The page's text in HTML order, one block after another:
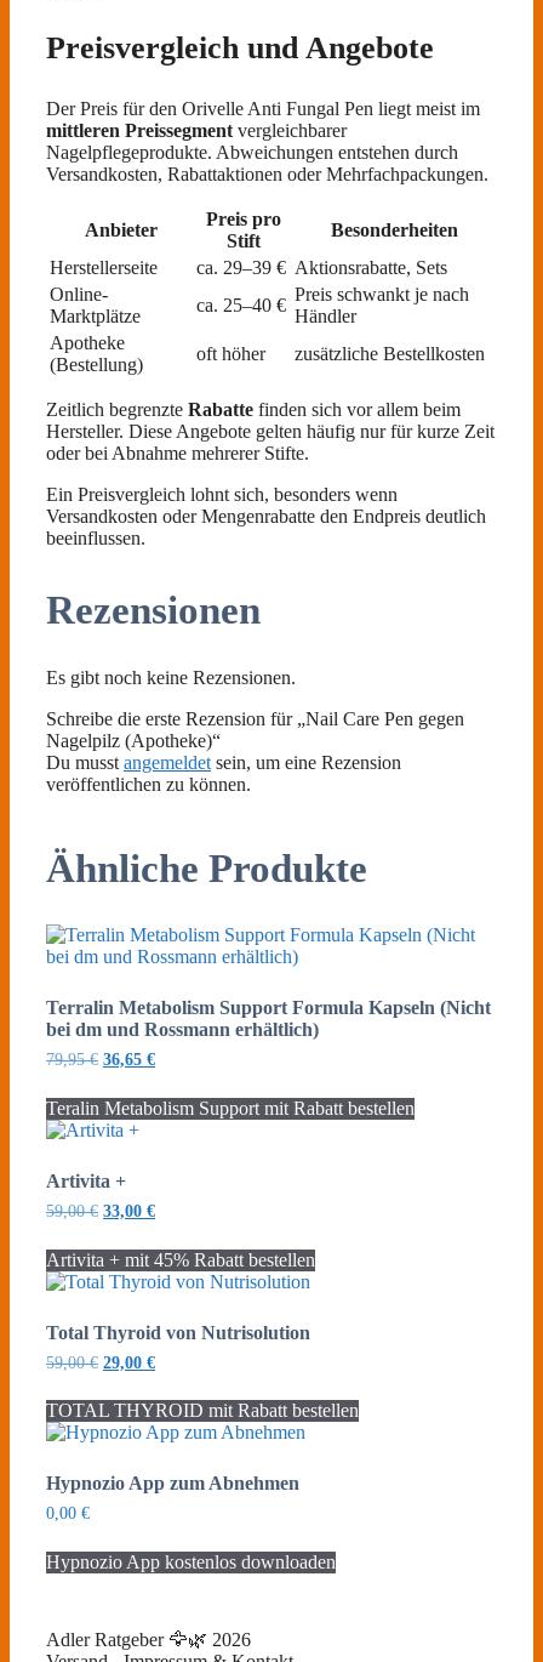
Preisvergleich und Angebote
Der Preis für den Orivelle Anti Fungal Pen liegt meist im
mittleren Preissegment vergleichbarer
Nagelpflegeprodukte. Abweichungen entstehen durch
Versandkosten, Rabattaktionen oder Mehrfachpackungen.
Anbieter
Preis pro
Stift
Besonderheiten
Herstellerseite
ca. 29–39 € Aktionsrabatte, Sets
Online-
Marktplätze
ca. 25–40 €
Preis schwankt je nach
Händler
Apotheke
(Bestellung)
oft höher zusätzliche Bestellkosten
Zeitlich begrenzte Rabatte finden sich vor allem beim
Hersteller. Diese Angebote gelten häufig nur für kurze Zeit
oder bei Abnahme mehrerer Stifte.
Ein Preisvergleich lohnt sich, besonders wenn
Versandkosten oder Mengenrabatte den Endpreis deutlich
beeinflussen.
Rezensionen
Es gibt noch keine Rezensionen.
Schreibe die erste Rezension für „Nail Care Pen gegen
Nagelpilz (Apotheke)“
Du musst angemeldet sein, um eine Rezension
veröffentlichen zu können.
Ähnliche Produkte
Terralin Metabolism Support Formula Kapseln (Nicht
bei dm und Rossmann erhältlich)
79,95€ Ursprünglicher
war:
79,95 €
36,65 €Aktueller
ist:
36,65 €.
Teralin Metabolism Support mit Rabatt bestellen
Artivita +
59,00€ Ursprünglicher
war:
59,00 €
33,00 €Aktueller
ist:
33,00 €.
Artivita + mit 45% Rabatt bestellen
Total Thyroid von Nutrisolution
59,00€ Ursprünglicher
war:
59,00 €
29,00 €Aktueller
ist:
29,00 €.
TOTAL THYROID mit Rabatt bestellen
Hypnozio App zum Abnehmen
0,00 €
Hypnozio App kostenlos downloaden
Adler Ratgeber 🦅🌿 2026